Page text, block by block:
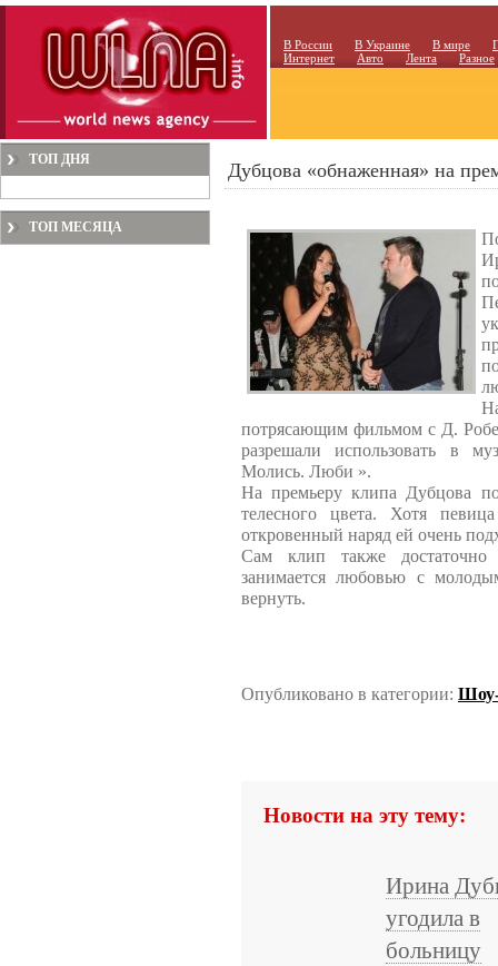
В России В Украине В мире
Интернет
Авто Лента Разное
ТОП ДНЯ
ТОП МЕСЯЦА
Дубцова «обнаженная» на
потрясающим фильмом с Д.
разрешали использовать в
Молись. Люби ».
На премьеру клипа Дубцова
телесного цвета. Хотя
откровенный наряд ей очень
Сам клип также
занимается любовью с
вернуть.
Опубликовано в категории: Шоу-
Новости на эту тему:
Ирина
угодила в
больницу